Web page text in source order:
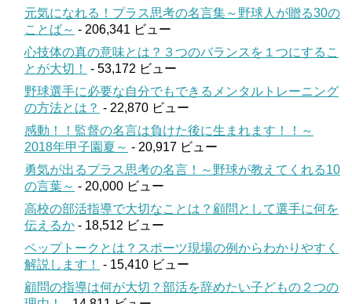
元気になれる！プラス思考の名言集～野球人が贈る30の
ことば～ - 206,341 ビュー
心技体の真の意味とは？３つのバランスを１つにするこ
とが大切！
- 53,172 ビュー
野球選手に必要な自分でもできるメンタルトレーニング
の方法とは？ - 22,870 ビュー
感動！！監督の名言は負けた後に生まれます！！～
2018年甲子園夏～ - 20,917 ビュー
勇気が出るプラス思考の名言！～野球が教えてくれる10
の言葉～ - 20,000 ビュー
高校の部活指導で大切なことは？顧問として選手に何を
伝えるか - 18,512 ビュー
ペップトークとは？スポーツ現場の例からわかりやすく
解説します！
- 15,410 ビュー
顧問の指導は何が大切？部活を辞めたい子どもの２つの